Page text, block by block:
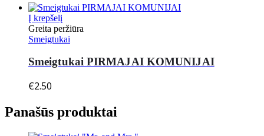
Į krepšelį
Greita peržiūra
Smeigtukai
Smeigtukai PIRMAJAI KOMUNIJAI
€2.50
Panašūs produktai